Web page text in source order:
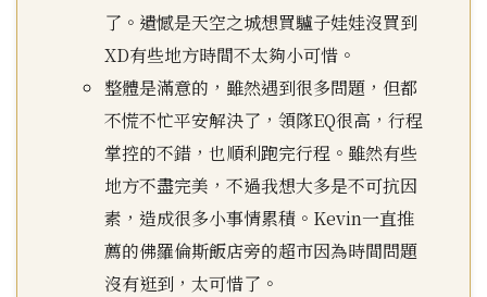
了。遺憾是天空之城想買驢子娃娃沒買到
XD有些地方時間不太夠小可惜。
整體是滿意的，雖然遇到很多問題，但都
不慌不忙平安解決了，領隊EQ很高，行程
掌控的不錯，也順利跑完行程。雖然有些
地方不盡完美，不過我想大多是不可抗因
素，造成很多小事情累積。Kevin一直推
薦的佛羅倫斯飯店旁的超市因為時間問題
沒有逛到，太可惜了。